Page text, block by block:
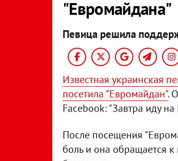
"Евромайдана"
Певица решила
Известная украинская
посетила "Евромайдан".
Facebook: "Завтра иду
После посещения
боль и она обращается